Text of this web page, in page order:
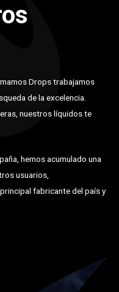
Drops trabajamos
de la excelencia.
nuestros líquidos te
hemos acumulado una
usuarios,
fabricante del país y